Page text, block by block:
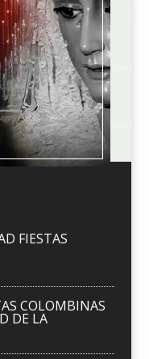
FIESTAS
COLOMBINAS
DE LA